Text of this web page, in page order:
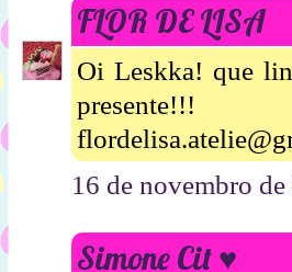
FLOR DE LISA
Oi Leskka! que
presente!!!
16 de novembro
Simone Cit ♥